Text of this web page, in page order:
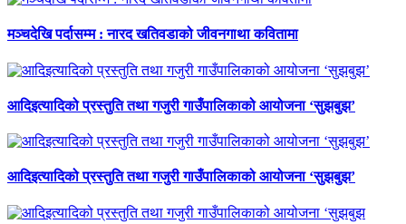
मञ्चदेखि पर्दासम्म : नारद खतिवडाको जीवनगाथा कवितामा
आदिइत्यादिको प्रस्तुति तथा गजुरी गाउँपालिकाको आयोजना ‘सुझबुझ’
आदिइत्यादिको प्रस्तुति तथा गजुरी गाउँपालिकाको आयोजना ‘सुझबुझ’